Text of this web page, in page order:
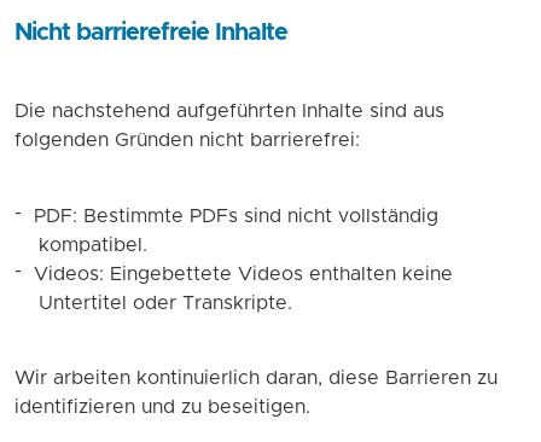
Nicht barrierefreie Inhalte
Die nachstehend aufgeführten Inhalte sind aus
folgenden Gründen nicht barrierefrei:
PDF: Bestimmte PDFs sind nicht vollständig
kompatibel.
Videos: Eingebettete Videos enthalten keine
Untertitel oder Transkripte.
Wir arbeiten kontinuierlich daran, diese Barrieren zu
identifizieren und zu beseitigen.